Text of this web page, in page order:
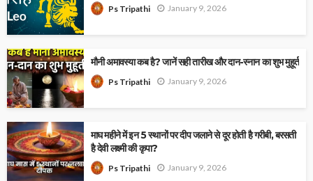
Ps Tripathi January 9, 2026
मौनी अमावस्या कब है? जानें सही तारीख और दान-स्नान का शुभ मुहूर्त
Ps Tripathi January 9, 2026
माघ महीने में इन 5 स्थानों पर दीप जलाने से दूर होती है गरीबी, बरसती
है देवी लक्ष्मी की कृपा?
Ps Tripathi January 9, 2026